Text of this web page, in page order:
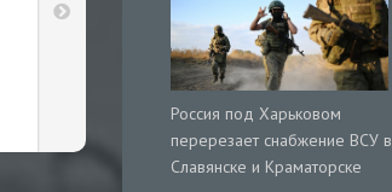
Россия под Харьковом
перерезает снабжение ВСУ в
Славянске и Краматорске